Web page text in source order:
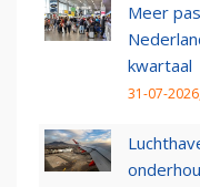
Meer
kwartaal
31-07-